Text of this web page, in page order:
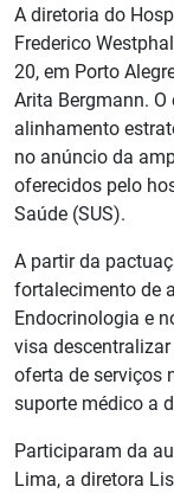
A diretoria do
Frederico
20, em Porto
Arita Bergmann.
alinhamento
no anúncio da
oferecidos pelo
Saúde (SUS).
A partir da
fortalecimento de
Endocrinologia e
visa
oferta de serviços
suporte médico a
Participaram da
Lima, a diretora